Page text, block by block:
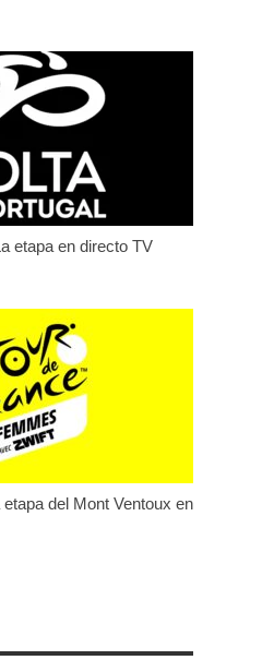
etapa en directo TV
etapa del Mont Ventoux en